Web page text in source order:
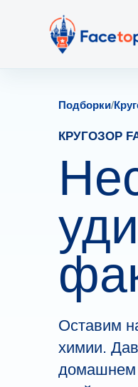
Подборки/
КРУГОЗОР
Оставим
химии.
домашнем